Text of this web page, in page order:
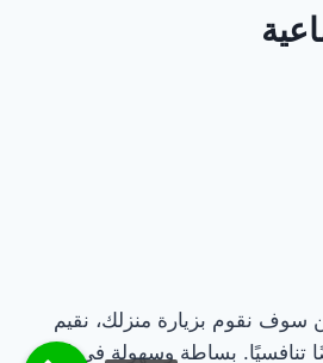
سوف نقوم بزيارة منزلك، نقيم
تنافسيًا. بساطة وسهولة في البيع.